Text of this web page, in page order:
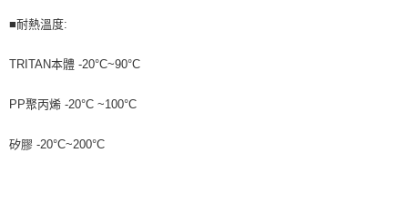
■耐熱溫度:
TRITAN本體 -20°C~90°C
PP聚丙烯 -20°C ~100°C
矽膠 -20°C~200°C